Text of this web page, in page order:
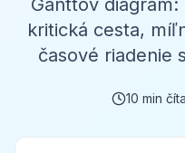
Ganttov
kritická cesta,
časové riadenie
10 min